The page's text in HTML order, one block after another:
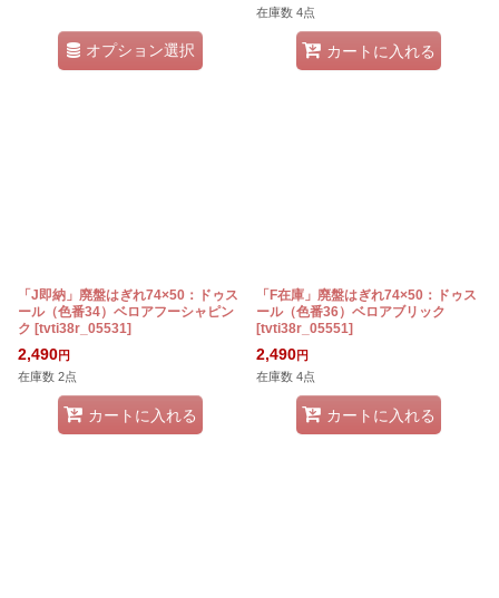
オプション選択
在庫数 4点
カートに入れる
「J即納」廃盤はぎれ74×50：ドゥス
ール（色番34）ベロアフーシャピン
ク [tvti38r_05531]
2,490円
在庫数 2点
カートに入れる
「F在庫」廃盤はぎれ74×50：ドゥス
ール（色番36）ベロアブリック
[tvti38r_05551]
2,490円
在庫数 4点
カートに入れる